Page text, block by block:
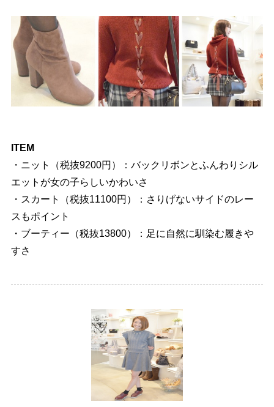
ITEM
・ニット（税抜9200円）：バックリボンとふんわりシル
エットが女の子らしいかわいさ
・スカート（税抜11100円）：さりげないサイドのレー
スもポイント
・ブーティー（税抜13800）：足に自然に馴染む履き
すさ